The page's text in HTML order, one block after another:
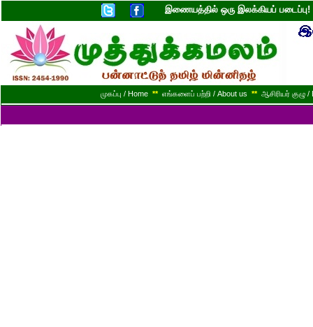
இணையத்தில் ஒரு இலக்கியப்
முகப்பு / Home ** எங்களைப் பற்றி / About us ** ஆசிரியர் குழு